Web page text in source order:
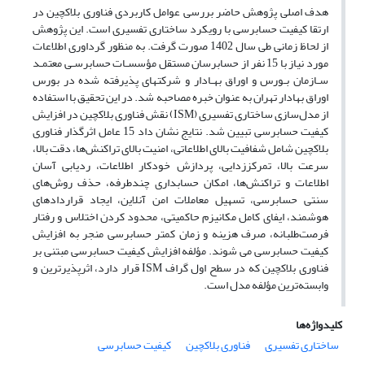
هدف اصلی پژوهش حاضر بررسی عوامل کاربردی فناوری بلاکچین در
ارتقا کیفیت حسابرسی با رویکرد ساختاری تفسیری است. این پژوهش
از لحاظ زمانی طی سال 1402 صورت گرفت. به منظور گرداوری اطلاعات
مورد نیاز با 15 نفر از حسابرسان مستقل مؤسسـات حسابرسـی معتمـد
سـازمان بـورس و اوراق بهـادار و شرکت‎های پذیرفته شده در بورس
اوراق بهادار تهران به عنوان خبره مصاحبه شد. در این تحقیق با استفاده
از مدل‌سازی ساختاری تفسیری (ISM) نقش فناوری بلاکچین در افزایش
کیفیت حسابرسی تبیین شد. نتایج نشان داد 15 عامل اثرگذار فناوری
بلاکچین شامل شفافیت بالای اطلاعاتی، امنیت بالای تراکنش‌ها، دقت بالا،
سرعت بالا، تمرکززدایی، پردازش خودکار اطلاعات، ردیابی آسان
اطلاعات و تراکنش‌ها، امکان حسابداری چندطرفه، حذف روش‌های
سنتی حسابرسی، تسهیل معاملات امن آنلاین، ایجاد قراردادهای
هوشمند، ایفای کامل مکانیزم حاکمیتی، محدود کردن اختلاس و رفتار
فرصت‌طلبانه، صرف هزینه و زمان کمتر حسابرسی منجر به افزایش
کیفیت حسابرسی می شوند. مؤلفه افزایش کیفیت حسابرسی مبتنی بر
فناوری بلاکچین که در سطح اول گراف ISM قرار دارد، اثرپذیرترین و
وابسته‌ترین مؤلفه مدل است.
کلیدواژه‌ها
ساختاری تفسیری
فناوری بلاکچین کیفیت حسابرسی